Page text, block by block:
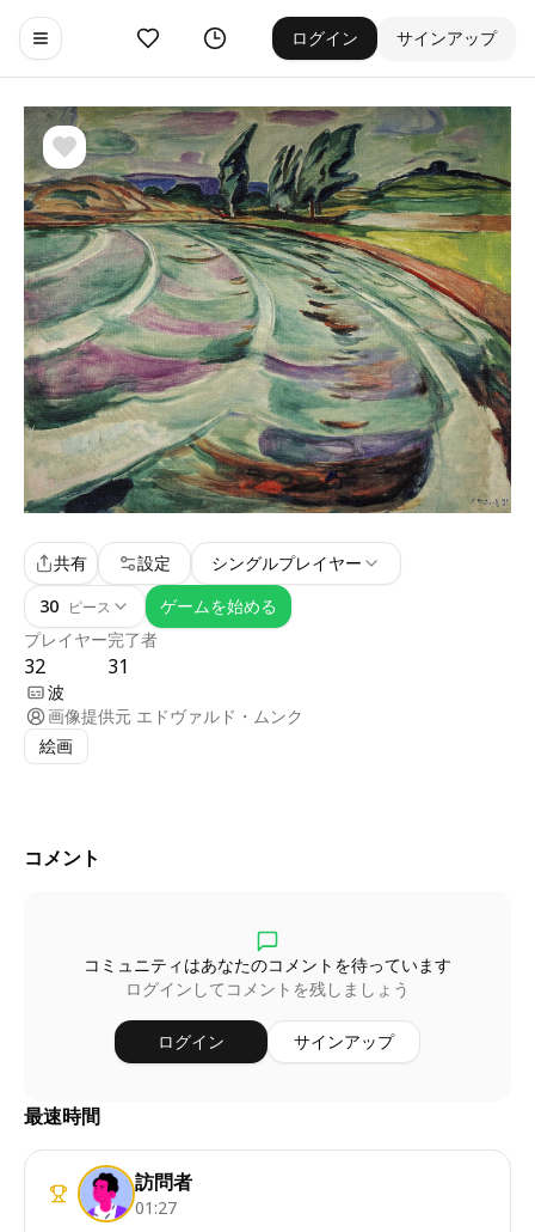
Toggle navigation menu
お気に入りゲーム履歴 ログイン サインアップ
プレイヤー
32
完了者
31
共有 設定
シングルプレイヤー
30 ピース ゲームを始める
波
画像提供元 エドヴァルド・ムンク
絵画
コメント
コミュニティはあなたのコメントを待っています
ログインしてコメントを残しましょう
ログイン サインアップ
最速時間
訪問者
01:27